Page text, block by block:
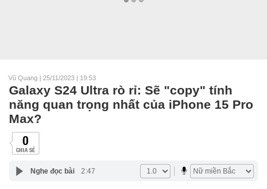
Vũ Quang | 25/11/2023 | 19:53
Galaxy S24 Ultra rò rỉ: Sẽ "copy" tính
năng quan trọng nhất của iPhone 15 Pro
Max?
0
CHIA SẺ
Nghe đọc bài 2:47